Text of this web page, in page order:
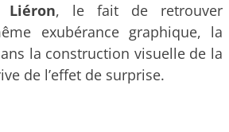
Liéron, le fait de retrouver
exubérance graphique, la
la construction visuelle de la
de l’effet de surprise.